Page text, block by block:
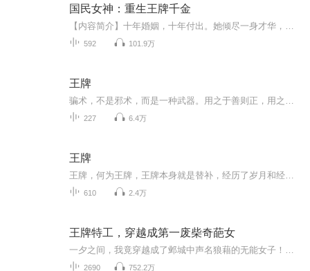
国民女神：重生王牌千金
592 101.9万
王牌
227 6.4万
王牌
610 2.4万
王牌特工，穿越成第一废柴奇葩女
2690 752.2万